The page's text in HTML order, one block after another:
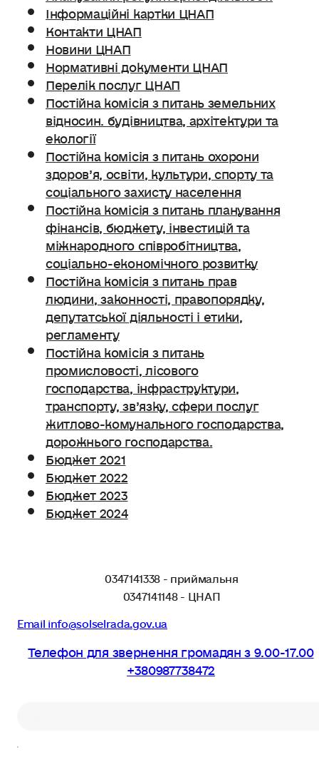
Інформаційні картки ЦНАП
Контакти ЦНАП
Новини ЦНАП
Нормативні документи ЦНАП
Перелік послуг ЦНАП
Постійна комісія з питань земельних
відносин. будівництва, архітектури та
екології
Постійна комісія з питань охорони
здоров’я, освіти, культури, спорту та
соціального захисту населення
Постійна комісія з питань планування
фінансів, бюджету, інвестицій та
міжнародного співробітництва,
соціально-економічного розвитку
Постійна комісія з питань прав
людини, законності, правопорядку,
депутатської діяльності і етики,
регламенту
Постійна комісія з питань
промисловості, лісового
господарства, інфраструктури,
транспорту, зв’язку, сфери послуг
житлово-комунального господарства,
дорожнього господарства.
Бюджет 2021
Бюджет 2022
Бюджет 2023
Бюджет 2024
0347141338 - приймальня
0347141148 - ЦНАП
Email info@solselrada.gov.ua
Телефон для звернення громадян з 9.00-17.00
+380987738472